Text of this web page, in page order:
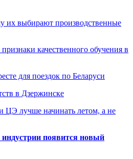
их выбирают производственные
качественного обучения в
для поездок по Беларуси
в Дзержинске
ЦЭ лучше начинать летом, а не
появится новый